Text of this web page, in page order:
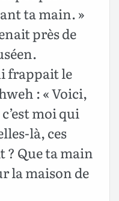
ta main. »
près de
frappait le
: « Voici,
moi qui
là, ces
? Que ta main
la maison de